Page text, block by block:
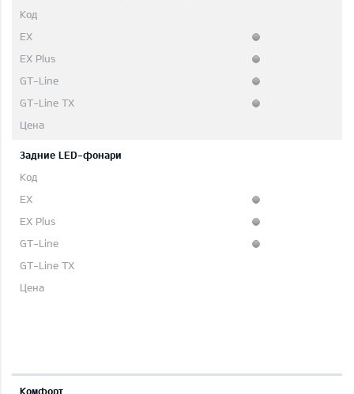
Задние LED-фонари
Комфорт